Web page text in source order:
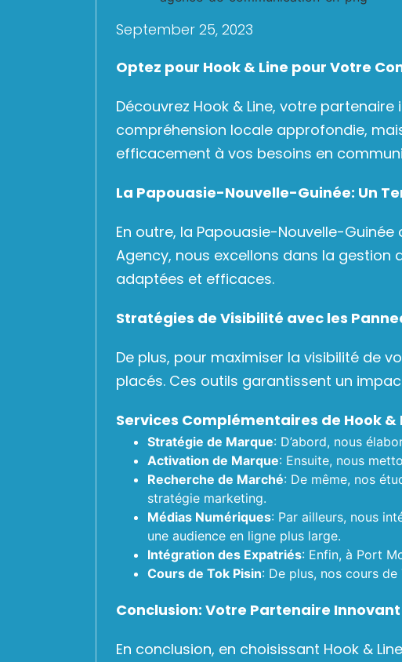
September 25, 2023
Optez pour Hook & Line pour Votre
Découvrez Hook & Line, votre
compréhension locale approfondie,
efficacement à vos besoins en
La Papouasie-Nouvelle-Guinée: Un
En outre, la Papouasie-Nouvelle-
Agency, nous excellons dans la
adaptées et efficaces.
Stratégies de Visibilité avec les
De plus, pour maximiser la visibilité de
placés. Ces outils garantissent un
Services Complémentaires de Hook &
Stratégie de Marque: D’abord, nous
Activation de Marque: Ensuite, nous
Recherche de Marché: De même, nos
stratégie marketing.
Médias Numériques: Par ailleurs, nous
une audience en ligne plus large.
Intégration des Expatriés: Enfin, à Port
Cours de Tok Pisin: De plus, nos cours
Conclusion: Votre Partenaire
En conclusion, en choisissant Hook &